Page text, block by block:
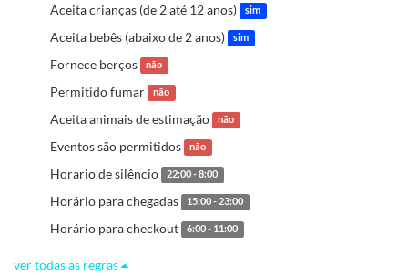
Aceita crianças (de 2 até 12 anos) sim
Aceita bebês (abaixo de 2 anos) sim
Fornece berços não
Permitido fumar não
Aceita animais de estimação não
Eventos são permitidos não
Horario de silêncio 22:00 - 8:00
Horário para chegadas 15:00 - 23:00
Horário para checkout 6:00 - 11:00
ver todas as regras